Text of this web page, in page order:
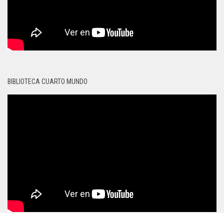
BIBLIOTECA CUARTO MUNDO